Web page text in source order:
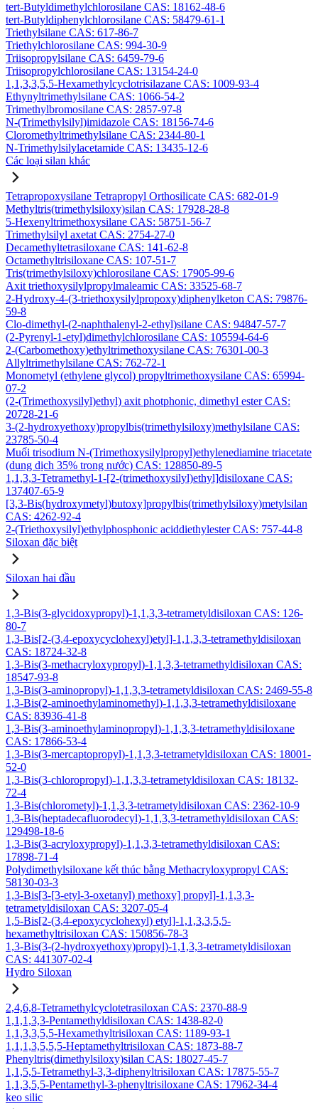
tert-Butyldimethylchlorosilane CAS: 18162-48-6
tert-Butyldiphenylchlorosilane CAS: 58479-61-1
Triethylsilane CAS: 617-86-7
Triethylchlorosilane CAS: 994-30-9
Triisopropylsilane CAS: 6459-79-6
Triisopropylchlorosilane CAS: 13154-24-0
1,1,3,3,5,5-Hexamethylcyclotrisilazane CAS: 1009-93-4
Ethynyltrimethylsilane CAS: 1066-54-2
Trimethylbromosilane CAS: 2857-97-8
N-(Trimethylsilyl)imidazole CAS: 18156-74-6
Cloromethyltrimethylsilane CAS: 2344-80-1
N-Trimethylsilylacetamide CAS: 13435-12-6
Các loại silan khác
Tetrapropoxysilane Tetrapropyl Orthosilicate CAS: 682-01-9
Methyltris(trimethylsiloxy)silan CAS: 17928-28-8
5-Hexenyltrimethoxysilane CAS: 58751-56-7
Trimethylsilyl axetat CAS: 2754-27-0
Decamethyltetrasiloxane CAS: 141-62-8
Octamethyltrisiloxane CAS: 107-51-7
Tris(trimethylsiloxy)chlorosilane CAS: 17905-99-6
Axit triethoxysilylpropylmaleamic CAS: 33525-68-7
2-Hydroxy-4-(3-triethoxysilylpropoxy)diphenylketon CAS: 79876-
59-8
Clo-dimethyl-(2-naphthalenyl-2-ethyl)silane CAS: 94847-57-7
(2-Pyrenyl-1-etyl)dimethylchlorosilane CAS: 105594-64-6
2-(Carbomethoxy)ethyltrimethoxysilane CAS: 76301-00-3
Allyltrimethylsilane CAS: 762-72-1
Monometyl (ethylene glycol) propyltrimethoxysilane CAS: 65994-
07-2
(2-(Trimethoxysilyl)ethyl) axit photphonic, dimethyl ester CAS:
20728-21-6
3-(2-hydroxyethoxy)propylbis(trimethylsiloxy)methylsilane CAS:
23785-50-4
Muối trisodium N-(Trimethoxysilylpropyl)ethylenediamine triacetate
(dung dịch 35% trong nước) CAS: 128850-89-5
1,1,3,3-Tetramethyl-1-[2-(trimethoxysilyl)ethyl]disiloxane CAS:
137407-65-9
[3,3-Bis(hydroxymetyl)butoxy]propylbis(trimethylsiloxy)metylsilan
CAS: 4262-92-4
2-(Triethoxysilyl)ethylphosphonic aciddiethylester CAS: 757-44-8
Siloxan đặc biệt
Siloxan hai đầu
1,3-Bis(3-glycidoxypropyl)-1,1,3,3-tetrametyldisiloxan CAS: 126-
80-7
1,3-Bis[2-(3,4-epoxycyclohexyl)etyl]-1,1,3,3-tetramethyldisiloxan
CAS: 18724-32-8
1,3-Bis(3-methacryloxypropyl)-1,1,3,3-tetramethyldisiloxan CAS:
18547-93-8
1,3-Bis(3-aminopropyl)-1,1,3,3-tetrametyldisiloxan CAS: 2469-55-8
1,3-Bis(2-aminoethylaminomethyl)-1,1,3,3-tetramethyldisiloxane
CAS: 83936-41-8
1,3-Bis(3-aminoethylaminopropyl)-1,1,3,3-tetramethyldisiloxane
CAS: 17866-53-4
1,3-Bis(3-mercaptopropyl)-1,1,3,3-tetrametyldisiloxan CAS: 18001-
52-0
1,3-Bis(3-chloropropyl)-1,1,3,3-tetrametyldisiloxan CAS: 18132-
72-4
1,3-Bis(chlorometyl)-1,1,3,3-tetrametyldisiloxan CAS: 2362-10-9
1,3-Bis(heptadecafluorodecyl)-1,1,3,3-tetramethyldisiloxan CAS:
129498-18-6
1,3-Bis(3-acryloxypropyl)-1,1,3,3-tetramethyldisiloxan CAS:
17898-71-4
Polydimethylsiloxane kết thúc bằng Methacryloxypropyl CAS:
58130-03-3
1,3-Bis[3-[3-etyl-3-oxetanyl) methoxy] propyl]-1,1,3,3-
tetrametyldisiloxan CAS: 3207-05-4
1,5-Bis[2-(3,4-epoxycyclohexyl) etyl]-1,1,3,3,5,5-
hexamethyltrisiloxan CAS: 150856-78-3
1,3-Bis(3-(2-hydroxyethoxy)propyl)-1,1,3,3-tetrametyldisiloxan
CAS: 441307-02-4
Hydro Siloxan
2,4,6,8-Tetramethylcyclotetrasiloxan CAS: 2370-88-9
1,1,1,3,3-Pentamethyldisiloxan CAS: 1438-82-0
1,1,3,3,5,5-Hexamethyltrisiloxan CAS: 1189-93-1
1,1,1,3,5,5,5-Heptamethyltrisiloxan CAS: 1873-88-7
Phenyltris(dimethylsiloxy)silan CAS: 18027-45-7
1,1,5,5-Tetramethyl-3,3-diphenyltrisiloxan CAS: 17875-55-7
1,1,3,5,5-Pentamethyl-3-phenyltrisiloxane CAS: 17962-34-4
keo silic